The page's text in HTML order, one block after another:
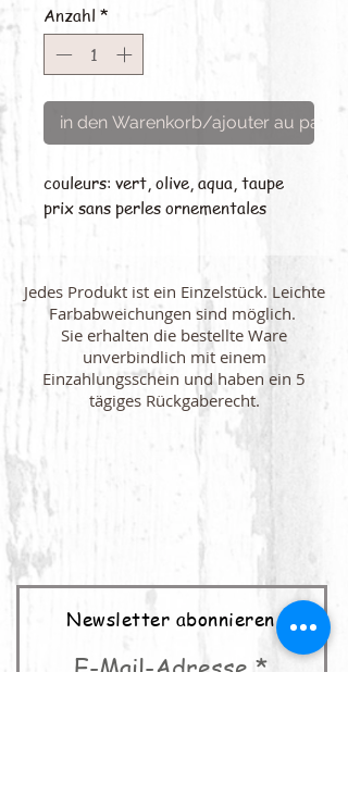
Anzahl *
in den Warenkorb/ajouter au panier
couleurs: vert, olive, aqua, taupe
prix sans perles ornementales
Jedes Produkt ist ein Einzelstück. Leichte
Farbabweichungen sind möglich.
Sie erhalten die bestellte Ware
unverbindlich mit einem
Einzahlungsschein und haben ein 5
tägiges Rückgaberecht.
Newsletter abonnieren
E-Mail-Adresse